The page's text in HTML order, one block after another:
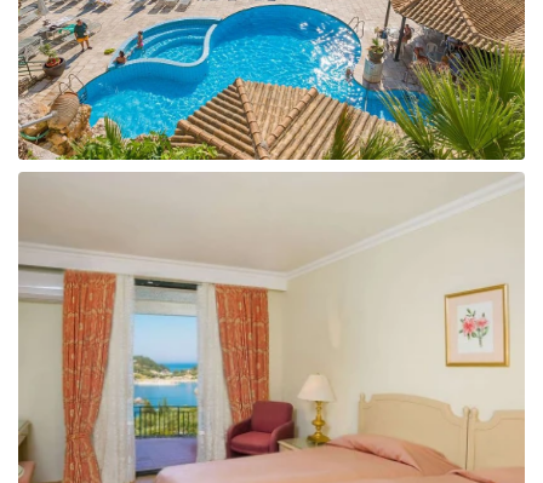
Taizeme
Turcija
Apvienotie Arābu Emirāti
Itālija
Dominikānas Republika
Vjetnama
Tanzānija
Bulgārija
Melnkalne